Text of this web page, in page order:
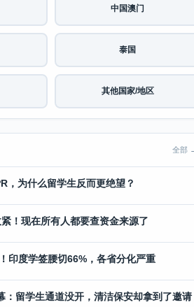
中国澳门
泰国
其他国家/地区
全部
，为什么留学生反而更绝望？
！现在所有人都要查资金来源了
印度学签腰切66%，各省分化严重
：留学生通道没开，清洁保安却拿到了邀请